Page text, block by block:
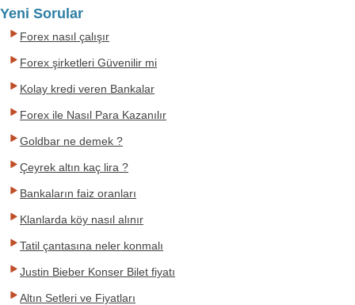
Yeni Sorular
Forex nasıl çalışır
Forex şirketleri Güvenilir mi
Kolay kredi veren Bankalar
Forex ile Nasıl Para Kazanılır
Goldbar ne demek ?
Çeyrek altın kaç lira ?
Bankaların faiz oranları
Klanlarda köy nasıl alınır
Tatil çantasına neler konmalı
Justin Bieber Konser Bilet fiyatı
Altın Setleri ve Fiyatları